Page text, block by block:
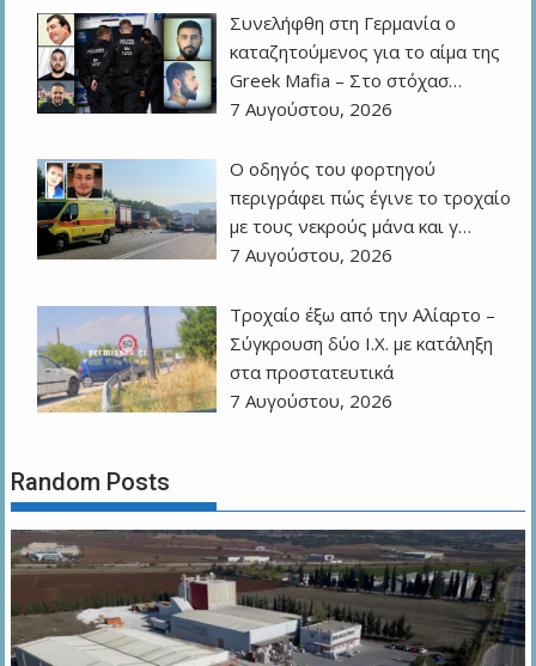
Συνελήφθη στη Γερμανία ο
καταζητούμενος για το αίμα της
Greek Mafia – Στο στόχασ…
7 Αυγούστου, 2026
Ο οδηγός του φορτηγού
περιγράφει πώς έγινε το τροχαίο
με τους νεκρούς μάνα και γ…
7 Αυγούστου, 2026
Τροχαίο έξω από την Αλίαρτο –
Σύγκρουση δύο Ι.Χ. με κατάληξη
στα προστατευτικά
7 Αυγούστου, 2026
Random Posts